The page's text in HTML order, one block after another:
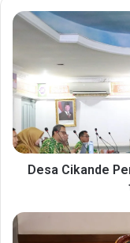
D
a
C
a
n
e
Desa Cikande
G
u